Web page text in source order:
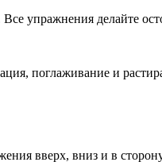
упражнения делайте
поглаживание и
вверх, вниз и в